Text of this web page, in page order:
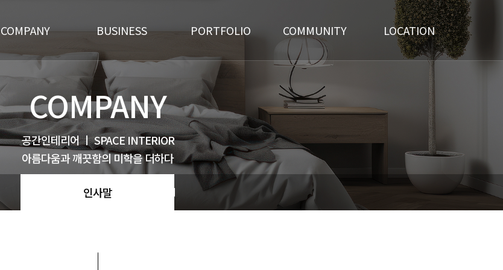
COMPANY BUSINESS
주요업무
PORTFOLIO
주거공간
상업공간
주방
욕실
기타
COMMUNITY
견적상담
LOCATION
COMPANY
공간인테리어 ㅣ SPACE INTERIOR
아름다움과 깨끗함의 미학을 더하다
인사말